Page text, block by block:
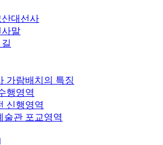
대선사
사말
가람배치의 특징
행영역
신행영역
술관 포교영역